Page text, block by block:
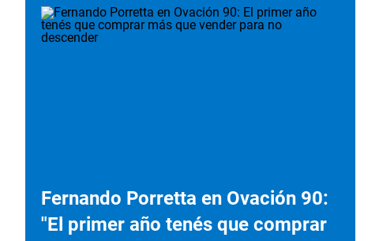
Fernando Porretta en Ovación 90:
"El primer año tenés que comprar